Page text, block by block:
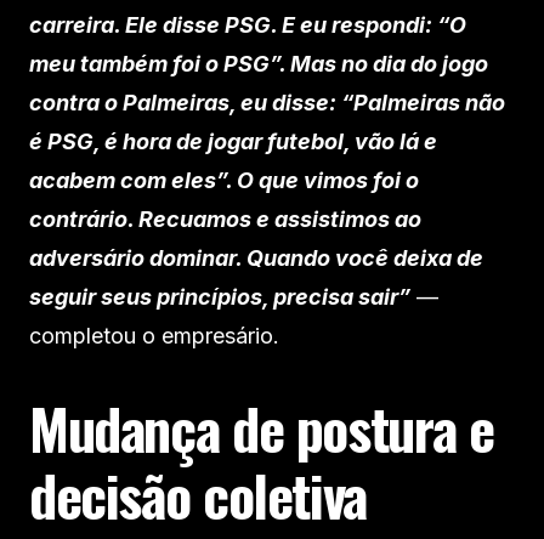
carreira. Ele disse PSG. E eu respondi: “O
meu também foi o PSG”. Mas no dia do jogo
contra o Palmeiras, eu disse: “Palmeiras não
é PSG, é hora de jogar futebol, vão lá e
acabem com eles”. O que vimos foi o
contrário. Recuamos e assistimos ao
adversário dominar. Quando você deixa de
seguir seus princípios, precisa sair” —
completou o empresário.
Mudança de postura e
decisão coletiva